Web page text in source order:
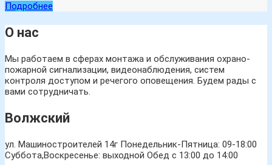
Подробнее
О нас
Мы работаем в сферах монтажа и обслуживания охрано-
пожарной сигнализации, видеонаблюдения, систем
контроля доступом и речегого оповещения. Будем рады с
вами сотрудничать.
Волжский
ул. Машиностроителей 14г Понедельник-Пятница: 09-18:00
Суббота,Воскресенье: выходной Обед с 13:00 до 14:00